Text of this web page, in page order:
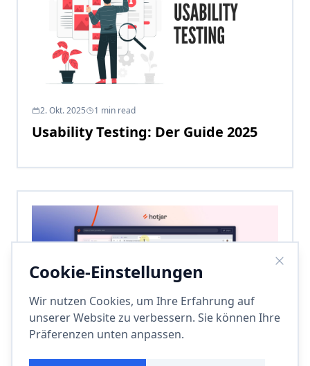
2. Okt. 2025 1 min read
Usability Testing: Der Guide 2025
18. Sep. 2023 1min read
Cookie-Einstellungen
Wir nutzen Cookies, um Ihre Erfahrung auf
unserer Website zu verbessern. Sie können Ihre
Präferenzen unten anpassen.